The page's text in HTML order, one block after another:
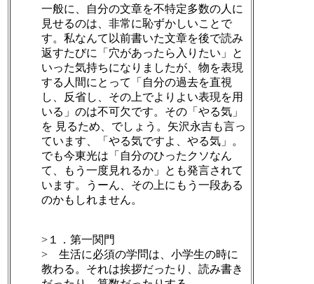
一般に、自分の文章を不特定多数の人に
見せるのは、非常に恥ずかしいことで
す。私なんて以前書いた文章を後で読み
返すたびに「穴があったら入りたい」と
いった気持ちになりましたが、物を表現
する人間にとって「自分の過去を直視
し、反省し、その上でよりよい表現を用
いる」のは不可欠です。その「やる気」
を 見るため、でしょう。矢沢永吉も言っ
ています、「やる気ですよ、やる気」。
でも今東光は「自分のひったクソなん
て、もう一度見れるか」とも発言されて
います。うーん、その上にもう一段ある
のかもしれません。
>１．第一関門
> 生活に必須の学問は、小学生の時に
教わる。それは挨拶だったり、読み書き